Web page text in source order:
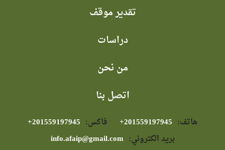
تقدير موقف
دراسات
من نحن
اتصل بنا
هاتف: فاكس:
بريد الكتروني: info.afaip@gmail.com